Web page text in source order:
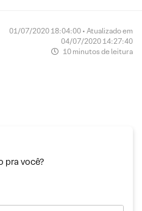
01/07/2020 18:04:00 • Atualizado em
04/07/2020 14:27:40
10 minutos de leitura
pra você?